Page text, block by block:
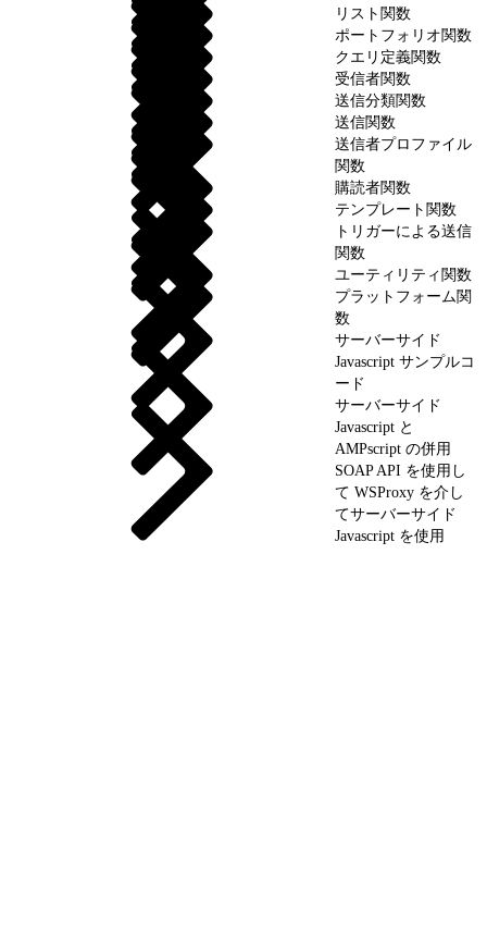
リスト関数
ポートフォリオ関数
クエリ定義関数
受信者関数
送信分類関数
送信関数
送信者プロファイル
関数
購読者関数
テンプレート関数
トリガーによる送信
関数
ユーティリティ関数
プラットフォーム関
数
サーバーサイド
Javascript サンプルコ
ード
サーバーサイド
Javascript と
AMPscript の併用
SOAP API を使用し
て WSProxy を介し
てサーバーサイド
Javascript を使用